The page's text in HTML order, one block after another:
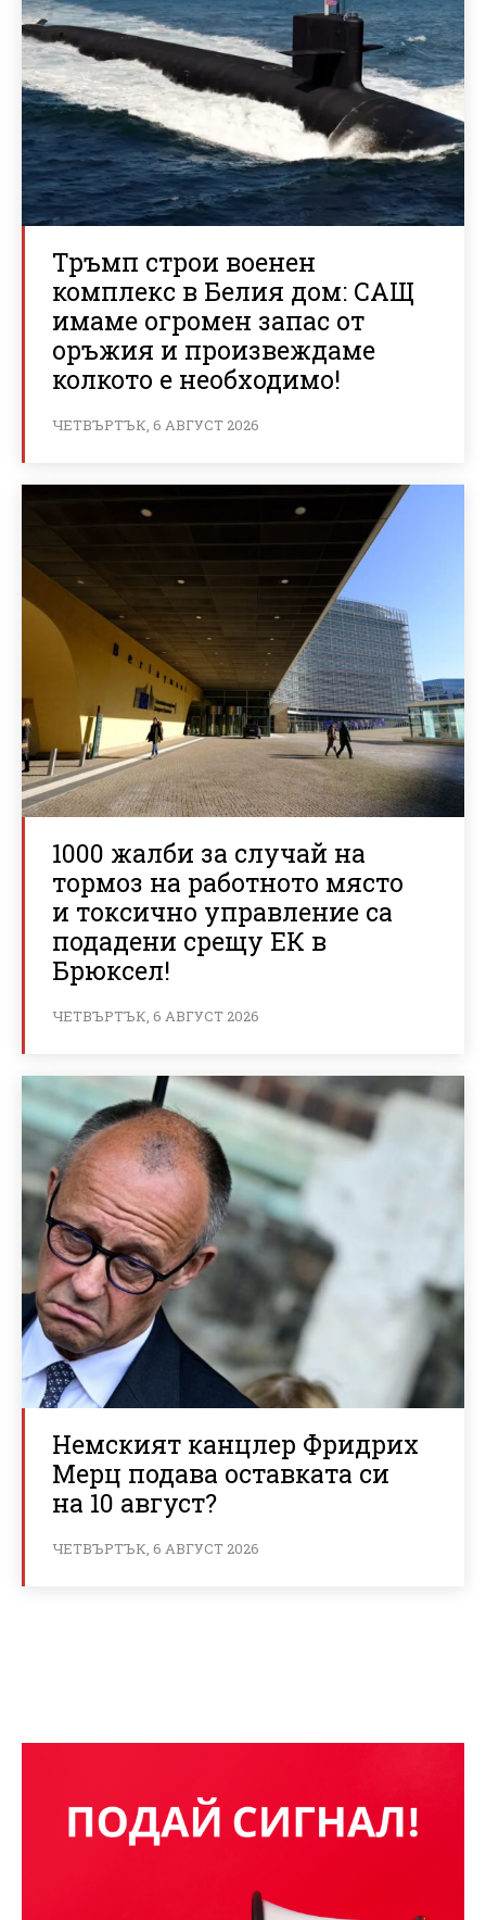
Тръмп строи военен
комплекс в Белия дом: САЩ
имаме огромен запас от
оръжия и произвеждаме
колкото е необходимо!
ЧЕТВЪРТЪК, 6 АВГУСТ 2026
1000 жалби за случай на
тормоз на работното място
и токсично управление са
подадени срещу ЕК в
Брюксел!
ЧЕТВЪРТЪК, 6 АВГУСТ 2026
Немският канцлер Фридрих
Мерц подава оставката си
на 10 август?
ЧЕТВЪРТЪК, 6 АВГУСТ 2026